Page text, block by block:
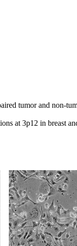
tumor and non-
at 3p12 in breast